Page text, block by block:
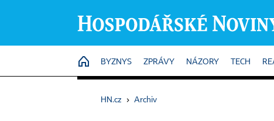
HOME
BYZNYS ZPRÁVY NÁZORY TECH
HN.cz › Archiv